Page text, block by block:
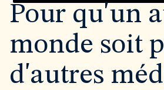
Pour qu'un
monde soit
d'autres